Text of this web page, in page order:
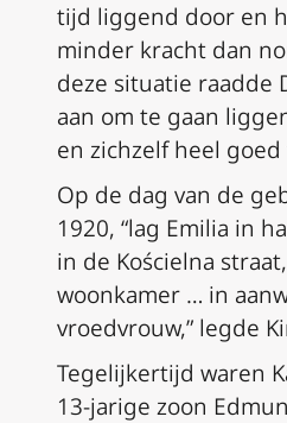
tijd liggend door en
minder kracht dan
deze situatie raadde
aan om te gaan
en zichzelf heel goed
Op de dag van de
1920, “lag Emilia in
in de Kościelna
woonkamer … in
vroedvrouw,” legde
Tegelijkertijd waren
13-jarige zoon